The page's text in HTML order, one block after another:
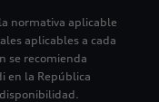
normativa aplicable
aplicables a cada
se recomienda
en la República